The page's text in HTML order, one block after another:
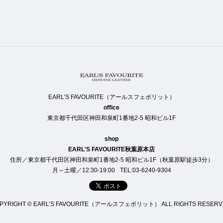
EARL’S FAVOURITE（アールスフェボリット）
office
東京都千代田区神田和泉町1番地2-5 昭和ビル1F
shop
EARL'S FAVOURITE秋葉原本店
住所／東京都千代田区神田和泉町1番地2-5 昭和ビル1F（秋葉原駅徒歩3分）
月～土曜／12:30-19:00
TEL:03-6240-9304
© EARL’S FAVOURITE（アールスフェボリット） ALL RIGHTS